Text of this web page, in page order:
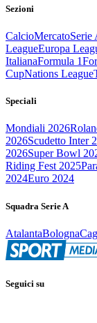
Sezioni
CalcioMercatoSerie
LeagueEuropa
ItalianaFormula 1
CupNations League
Speciali
Mondiali 2026
2026Scudetto Inter
2026Super Bowl
Riding Fest 2025
2024Euro 2024
Squadra Serie A
AtalantaBologna
Seguici su